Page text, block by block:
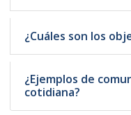
¿Cuáles son los
¿Ejemplos de
cotidiana?